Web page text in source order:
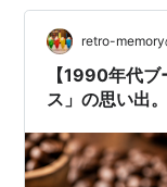
しすぎる「ゼリ
思います。 🍓 冷
時間 ゼリエース
ったあと」です
retro-memory
【1990年代
ス」の思い出。